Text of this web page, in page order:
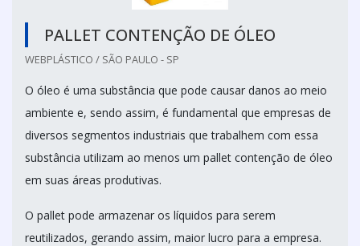
PALLET CONTENÇÃO DE ÓLEO
WEBPLÁSTICO / SÃO PAULO - SP
O óleo é uma substância que pode causar danos ao meio
ambiente e, sendo assim, é fundamental que empresas de
diversos segmentos industriais que trabalhem com essa
substância utilizam ao menos um pallet contenção de óleo
em suas áreas produtivas.
O pallet pode armazenar os líquidos para serem
reutilizados, gerando assim, maior lucro para a empresa.